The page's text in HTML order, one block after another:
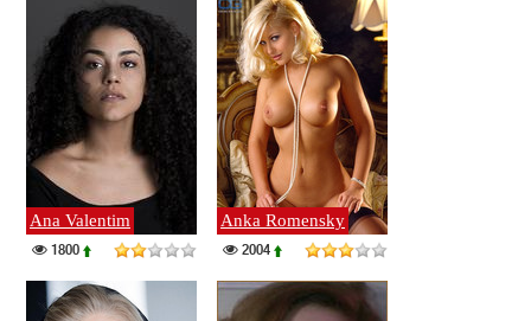
Ana Valentim
1800
Anka Romensky
2004